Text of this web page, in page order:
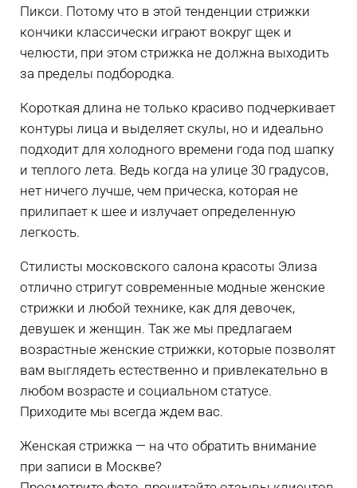
Пикси. Потому что в этой тенденции стрижки
кончики классически играют вокруг щек и
челюсти, при этом стрижка не должна выходить
за пределы подбородка.
Короткая длина не только красиво подчеркивает
контуры лица и выделяет скулы, но и идеально
подходит для холодного времени года под шапку
и теплого лета. Ведь когда на улице 30 градусов,
нет ничего лучше, чем прическа, которая не
прилипает к шее и излучает определенную
легкость.
Стилисты московского салона красоты Элиза
отлично стригут современные модные женские
стрижки и любой технике, как для девочек,
девушек и женщин. Так же мы предлагаем
возрастные женские стрижки, которые позволят
вам выглядеть естественно и привлекательно в
любом возрасте и социальном статусе.
Приходите мы всегда ждем вас.
Женская стрижка — на что обратить внимание
при записи в Москве?